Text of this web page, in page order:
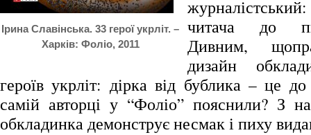
Ірина Славінська. 33 герої укрліт. –
Харків: Фоліо, 2011
журналістський:
читача до
Дивним,
дизайн
героїв укрліт: дірка від бублика – це
самій авторці у “Фоліо” пояснили? З
обкладинка демонструє несмак і пиху